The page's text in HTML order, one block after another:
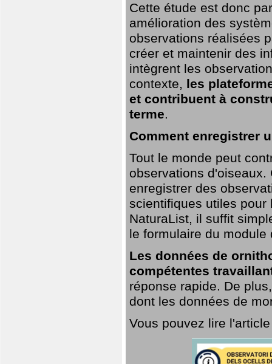
Cette étude est donc
amélioration des
observations réalisées
créer et maintenir des
intègrent les
contexte, les
et contribuent à
terme.
Comment enregistrer
Tout le monde peut
observations
enregistrer des
scientifiques utiles pour
NaturaList, il suffit
le formulaire du module
Les données de
compétentes
réponse rapide. De
dont les données de
Vous pouvez lire